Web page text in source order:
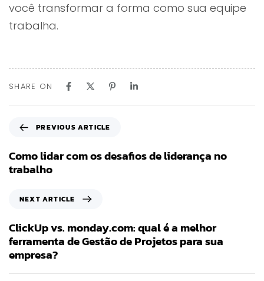
você transformar a forma como sua equipe
trabalha.
SHARE ON
PREVIOUS ARTICLE
Como lidar com os desafios de liderança no
trabalho
NEXT ARTICLE
ClickUp vs. monday.com: qual é a melhor
ferramenta de Gestão de Projetos para sua
empresa?